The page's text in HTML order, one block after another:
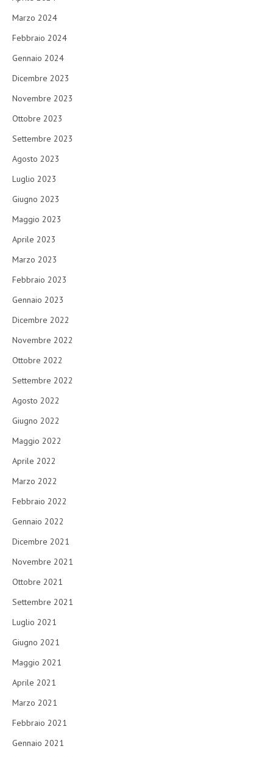
Marzo 2024
Febbraio 2024
Gennaio 2024
Dicembre 2023
Novembre 2023
Ottobre 2023
Settembre 2023
Agosto 2023
Luglio 2023
Giugno 2023
Maggio 2023
Aprile 2023
Marzo 2023
Febbraio 2023
Gennaio 2023
Dicembre 2022
Novembre 2022
Ottobre 2022
Settembre 2022
Agosto 2022
Giugno 2022
Maggio 2022
Aprile 2022
Marzo 2022
Febbraio 2022
Gennaio 2022
Dicembre 2021
Novembre 2021
Ottobre 2021
Settembre 2021
Luglio 2021
Giugno 2021
Maggio 2021
Aprile 2021
Marzo 2021
Febbraio 2021
Gennaio 2021